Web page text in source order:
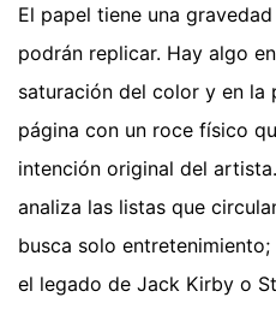
El papel tiene una
podrán replicar. Hay algo
saturación del color y en la
página con un roce físico
intención original del
analiza las listas que
busca solo
el legado de Jack Kirby o